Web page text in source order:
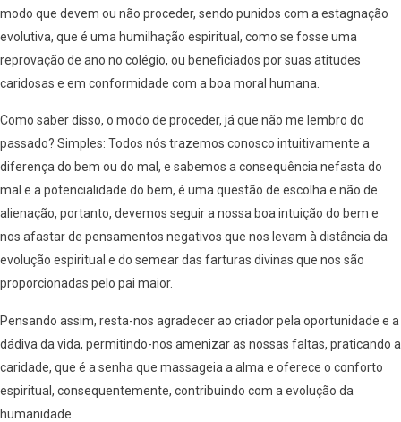
modo que devem ou não proceder, sendo punidos com a estagnação
evolutiva, que é uma humilhação espiritual, como se fosse uma
reprovação de ano no colégio, ou beneficiados por suas atitudes
caridosas e em conformidade com a boa moral humana.
Como saber disso, o modo de proceder, já que não me lembro do
passado? Simples: Todos nós trazemos conosco intuitivamente a
diferença do bem ou do mal, e sabemos a consequência nefasta do
mal e a potencialidade do bem, é uma questão de escolha e não de
alienação, portanto, devemos seguir a nossa boa intuição do bem e
nos afastar de pensamentos negativos que nos levam à distância da
evolução espiritual e do semear das farturas divinas que nos são
proporcionadas pelo pai maior.
Pensando assim, resta-nos agradecer ao criador pela oportunidade e a
dádiva da vida, permitindo-nos amenizar as nossas faltas, praticando a
caridade, que é a senha que massageia a alma e oferece o conforto
espiritual, consequentemente, contribuindo com a evolução da
humanidade.